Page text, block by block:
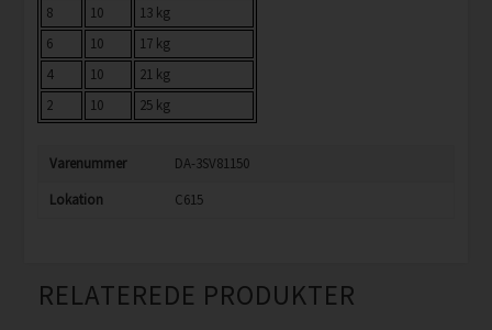
8
10
13 kg
6
10
17 kg
4
10
21 kg
2
10 25 kg
Varenummer
DA-3SV81150
Lokation
C615
RELATEREDE PRODUKTER